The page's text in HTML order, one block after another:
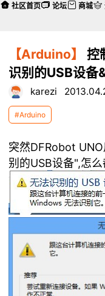
【Arduino】
控
识别的USB设备
karezi
#Arduino
突然DFRobot
别的USB设备",怎
社区首页 论坛 商城